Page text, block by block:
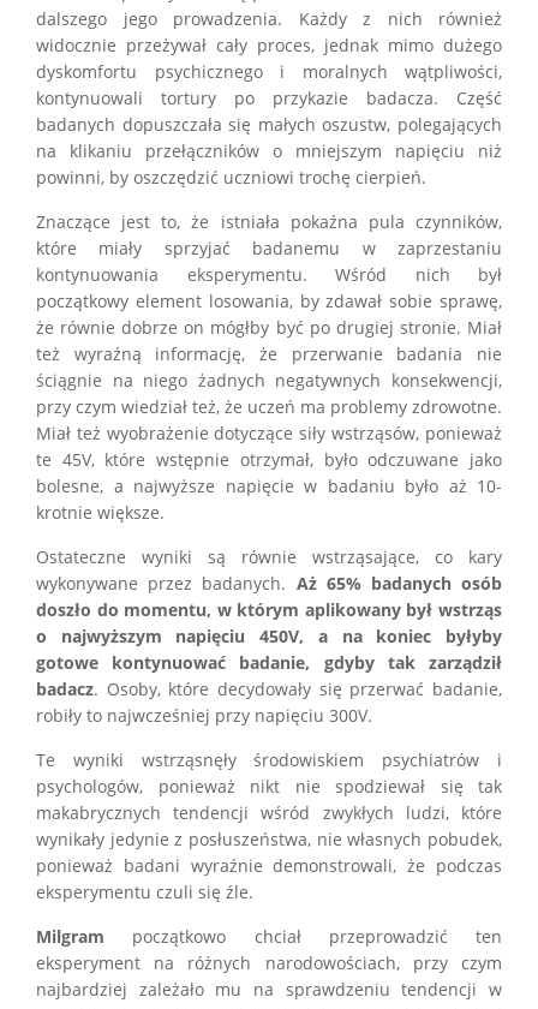
dalszego jego prowadzenia. Każdy z nich również
widocznie przeżywał cały proces, jednak mimo dużego
dyskomfortu psychicznego i moralnych wątpliwości,
kontynuowali tortury po przykazie badacza. Część
badanych dopuszczała się małych oszustw, polegających
na klikaniu przełączników o mniejszym napięciu niż
powinni, by oszczędzić uczniowi trochę cierpień.
Znaczące jest to, że istniała pokaźna pula czynników,
które miały sprzyjać badanemu w zaprzestaniu
kontynuowania eksperymentu. Wśród nich był
początkowy element losowania, by zdawał sobie sprawę,
że równie dobrze on mógłby być po drugiej stronie. Miał
też wyraźną informację, że przerwanie badania nie
ściągnie na niego żadnych negatywnych konsekwencji,
przy czym wiedział też, że uczeń ma problemy zdrowotne.
Miał też wyobrażenie dotyczące siły wstrząsów, ponieważ
te 45V, które wstępnie otrzymał, było odczuwane jako
bolesne, a najwyższe napięcie w badaniu było aż 10-
krotnie większe.
Ostateczne wyniki są równie wstrząsające, co kary
wykonywane przez badanych. Aż 65% badanych osób
doszło do momentu, w którym aplikowany był wstrząs
o najwyższym napięciu 450V, a na koniec byłyby
gotowe kontynuować badanie, gdyby tak zarządził
badacz. Osoby, które decydowały się przerwać badanie,
robiły to najwcześniej przy napięciu 300V.
Te wyniki wstrząsnęły środowiskiem psychiatrów i
psychologów, ponieważ nikt nie spodziewał się tak
makabrycznych tendencji wśród zwykłych ludzi, które
wynikały jedynie z posłuszeństwa, nie własnych pobudek,
ponieważ badani wyraźnie demonstrowali, że podczas
eksperymentu czuli się źle.
Milgram początkowo chciał przeprowadzić ten
eksperyment na różnych narodowościach, przy czym
najbardziej zależało mu na sprawdzeniu tendencji w